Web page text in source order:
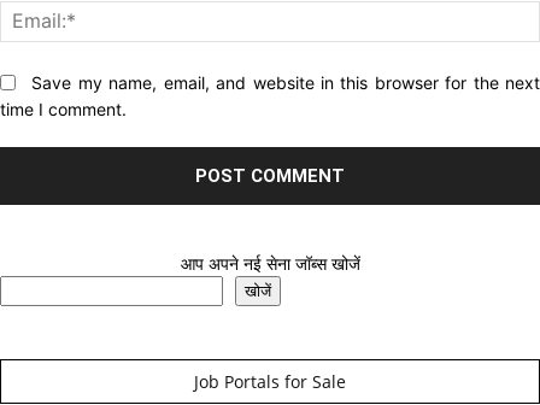
Website:Save my name, email, and website in this browser for the next
time I comment.
आप अपने नई सेना जॉब्स खोजें
खोजें
Job Portals for Sale